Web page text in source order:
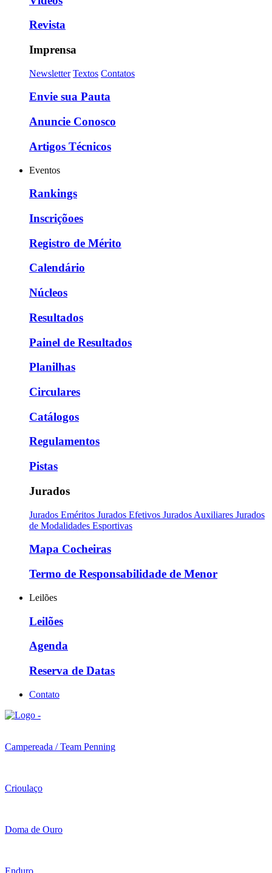
Revista
Imprensa
Newsletter Textos Contatos
Envie sua Pauta
Anuncie Conosco
Artigos Técnicos
Eventos
Rankings
Inscriçõoes
Registro de Mérito
Calendário
Núcleos
Resultados
Painel de Resultados
Planilhas
Circulares
Catálogos
Regulamentos
Pistas
Jurados
Jurados Eméritos Jurados Efetivos Jurados Auxiliares Jurados
de Modalidades Esportivas
Mapa Cocheiras
Termo de Responsabilidade de Menor
Leilões
Leilões
Agenda
Reserva de Datas
Contato
Campereada / Team Penning
Crioulaço
Doma de Ouro
Enduro